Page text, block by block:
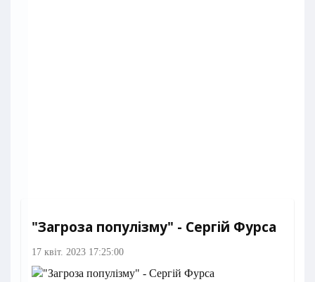
"Загроза популізму" - Сергій Фурса
17 квіт. 2023 17:25:00